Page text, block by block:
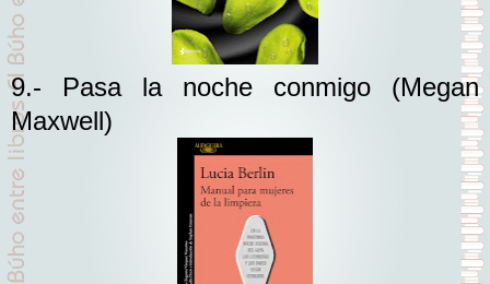
9.- Pasa la noche conmigo (Megan
Maxwell)